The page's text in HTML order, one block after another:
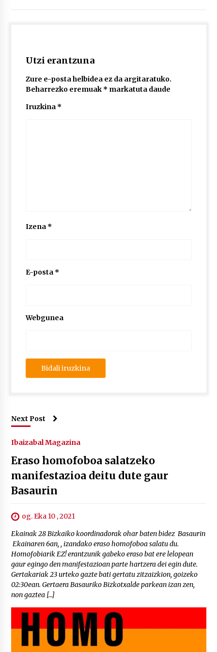
Utzi erantzuna
Zure e-posta helbidea ez da argitaratuko.
Beharrezko eremuak * markatuta daude
Iruzkina *
Izena *
E-posta *
Webgunea
Next Post
Ibaizabal Magazina
Eraso homofoboa salatzeko
manifestazioa deitu dute gaur
Basaurin
og. Eka 10 , 2021
Ekainak 28 Bizkaiko koordinadorak ohar baten bidez Basaurin
Ekainaren 6an, , izandako eraso homofoboa salatu du.
Homofobiarik EZ! erantzunik gabeko eraso bat ere lelopean
gaur egingo den manifestazioan parte hartzera dei egin dute.
Gertakariak 23 urteko gazte bati gertatu zitzaizkion, goizeko
02:30ean. Gertaera Basauriko Bizkotxalde parkean izan zen,
non gaztea […]